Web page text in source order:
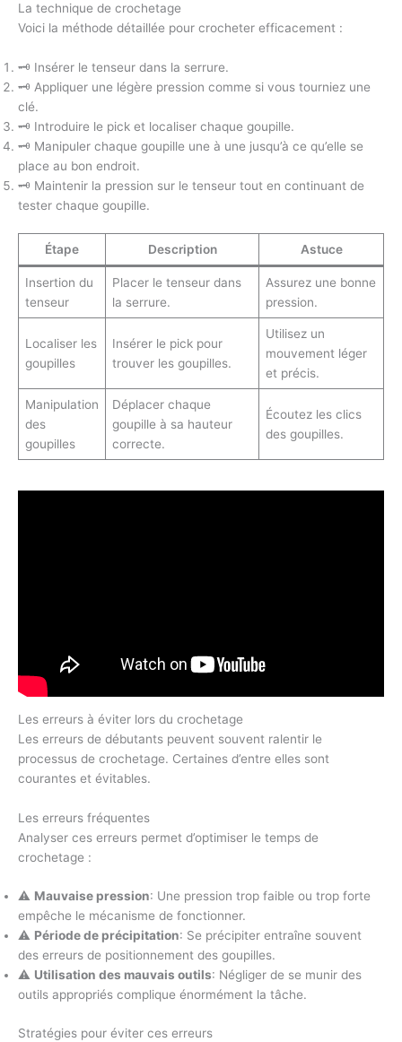
La technique de crochetage
Voici la méthode détaillée pour crocheter efficacement :
🗝️ Insérer le tenseur dans la serrure.
🗝️ Appliquer une légère pression comme si vous tourniez une
clé.
🗝️ Introduire le pick et localiser chaque goupille.
🗝️ Manipuler chaque goupille une à une jusqu’à ce qu’elle se
place au bon endroit.
🗝️ Maintenir la pression sur le tenseur tout en continuant de
tester chaque goupille.
Étape Description Astuce
Insertion du
tenseur
Placer le tenseur dans
la serrure.
Assurez une bonne
pression.
Localiser les
goupilles
Insérer le pick pour
trouver les goupilles.
Utilisez un
mouvement léger
et précis.
Manipulation
des
goupilles
Déplacer chaque
goupille à sa hauteur
correcte.
Écoutez les clics
des goupilles.
Les erreurs à éviter lors du crochetage
Les erreurs de débutants peuvent souvent ralentir le
processus de crochetage. Certaines d’entre elles sont
courantes et évitables.
Les erreurs fréquentes
Analyser ces erreurs permet d’optimiser le temps de
crochetage :
⚠️ Mauvaise pression: Une pression trop faible ou trop forte
empêche le mécanisme de fonctionner.
⚠️ Période de précipitation: Se précipiter entraîne souvent
des erreurs de positionnement des goupilles.
⚠️ Utilisation des mauvais outils: Négliger de se munir des
outils appropriés complique énormément la tâche.
Stratégies pour éviter ces erreurs